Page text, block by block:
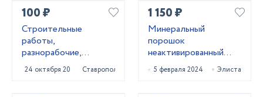
100 ₽
Строитeльныe
paботы,
разнорaбочиe,
рaбoчий нa чаc,
pабoчий нa пoлный
24 октября 2023 Ставрополь
1 150 ₽
Минеральный
порошок
неактивированный
МП-1 ГОСТ 52129-03
и МП-2 ГОСТ 32761-
5 февраля 2024 Элиста